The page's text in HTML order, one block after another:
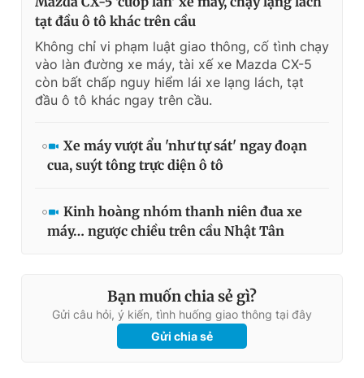
tạt đầu ô tô khác trên cầu
Không chỉ vi phạm luật giao thông, cố tình chạy
vào làn đường xe máy, tài xế xe Mazda CX-5
còn bất chấp nguy hiểm lái xe lạng lách, tạt
đầu ô tô khác ngay trên cầu.
Xe máy vượt ẩu 'như tự sát' ngay đoạn
cua, suýt tông trực diện ô tô
Kinh hoàng nhóm thanh niên đua xe
máy… ngược chiều trên cầu Nhật Tân
Bạn muốn chia sẻ gì?
Gửi câu hỏi, ý kiến, tình huống giao thông tại đây
Gửi chia sẻ